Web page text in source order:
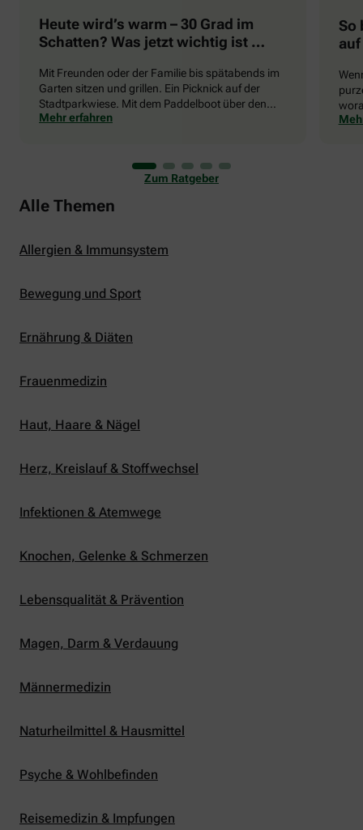
Heute wird’s warm – 30 Grad im
Schatten? Was jetzt wichtig ist …
Mit Freunden oder der Familie bis spätabends im
Garten sitzen und grillen. Ein Picknick auf der
Stadtparkwiese. Mit dem Paddelboot über den
See gleiten oder eine Radtour durch die blühende
er uns auch ganz schön zu schaffen. Wenn die
Temperaturen tagsüber auf mehr als 30 Grad
klettern und uns warme Tropennächte den Schlaf
rauben, sehnen wir uns oft nach einem
Mehr erfahren
So
die
Zum Ratgeber
Alle Themen
Allergien & Immunsystem
Bewegung und Sport
Ernährung & Diäten
Frauenmedizin
Haut, Haare & Nägel
Herz, Kreislauf & Stoffwechsel
Infektionen & Atemwege
Knochen, Gelenke & Schmerzen
Lebensqualität & Prävention
Magen, Darm & Verdauung
Männermedizin
Naturheilmittel & Hausmittel
Psyche & Wohlbefinden
Reisemedizin & Impfungen